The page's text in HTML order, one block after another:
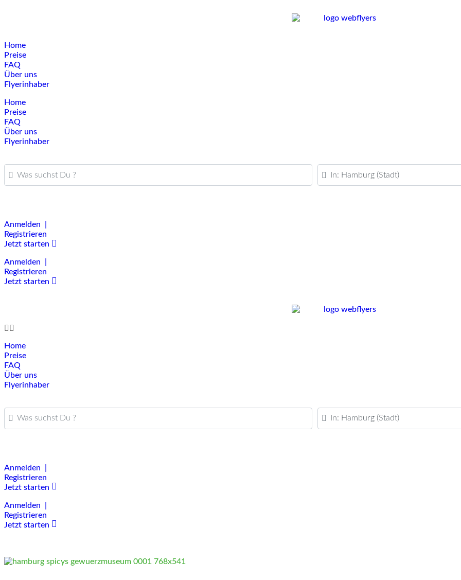
Home
Preise
FAQ
Über uns
Flyerinhaber
Home
Preise
FAQ
Über uns
Flyerinhaber
Was suchst Du ? PLZ oder Ort
Anmelden |
Registrieren
Jetzt starten
Anmelden |
Registrieren
Jetzt starten
Home
Preise
FAQ
Über uns
Flyerinhaber
Was suchst Du ? PLZ oder Ort
Anmelden |
Registrieren
Jetzt starten
Anmelden |
Registrieren
Jetzt starten